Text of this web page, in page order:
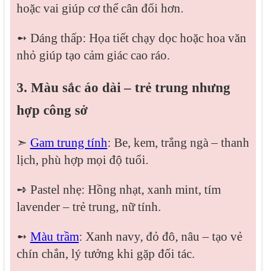
hoặc vai giúp cơ thể cân đối hơn.
➻ Dáng thấp: Họa tiết chạy dọc hoặc hoa văn
nhỏ giúp tạo cảm giác cao ráo.
3. Màu sắc áo dài – trẻ trung nhưng
hợp công sở
➣ Gam trung tính: Be, kem, trắng ngà – thanh
lịch, phù hợp mọi độ tuổi.
➺ Pastel nhẹ: Hồng nhạt, xanh mint, tím
lavender – trẻ trung, nữ tính.
➻ Màu trầm: Xanh navy, đỏ đô, nâu – tạo vẻ
chín chắn, lý tưởng khi gặp đối tác.